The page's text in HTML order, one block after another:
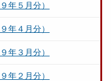
年５月分）
年４月分）
年３月分）
年２月分）